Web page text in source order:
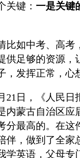
关键： 一是关键
比如中考、高考
供足够的资源，
，发挥正常，心
21日，《人民日
内蒙古自治区应
分最高的。在这
伴，做到了全家
学英语，父母专